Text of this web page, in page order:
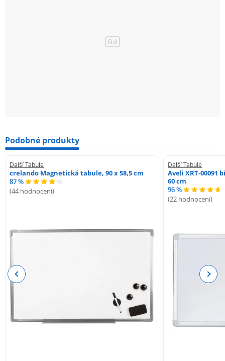
Podobné produkty
Další Tabule
crelando Magnetická tabule, 90 x 58,5 cm
87 %
(44 hodnocení)
Další Tabule
Aveli XRT-00091
60 cm
96 %
(22 hodnocení)
Previous Next